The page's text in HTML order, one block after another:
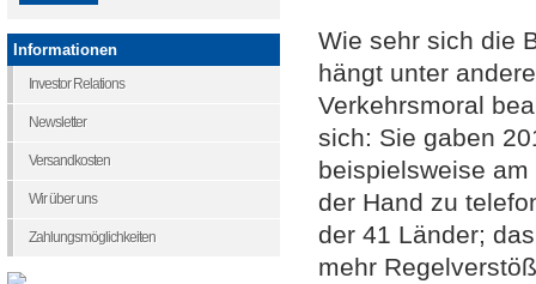
Wie sehr sich die
hängt unter
Verkehrsmoral
sich: Sie gaben
beispielsweise
der Hand zu
der 41 Länder;
mehr
Informationen
Investor Relations
Newsletter
Versandkosten
Wir über uns
Zahlungsmöglichkeiten